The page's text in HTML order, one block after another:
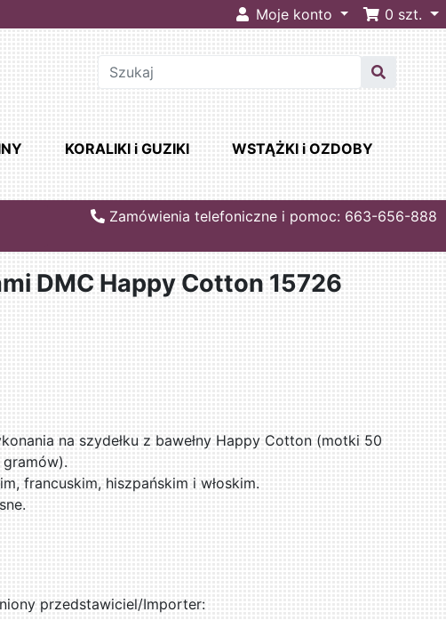
Moje konto 0 szt.
KORALIKI i GUZIKI WSTĄŻKI i OZDOBY
Zamówienia telefoniczne i pomoc: 663-656-888
DMC Happy Cotton 15726
na szydełku z bawełny Happy Cotton (motki 50
francuskim, hiszpańskim i włoskim.
przedstawiciel/Importer: